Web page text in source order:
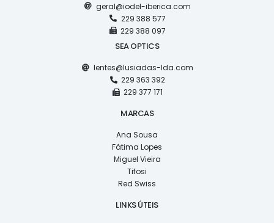
geral@iodel-iberica.com
229 388 577
229 388 097
SEA OPTICS
lentes@lusiadas-lda.com
229 363 392
229 377 171
MARCAS
Ana Sousa
Fátima Lopes
Miguel Vieira
Tifosi
Red Swiss
LINKS ÚTEIS